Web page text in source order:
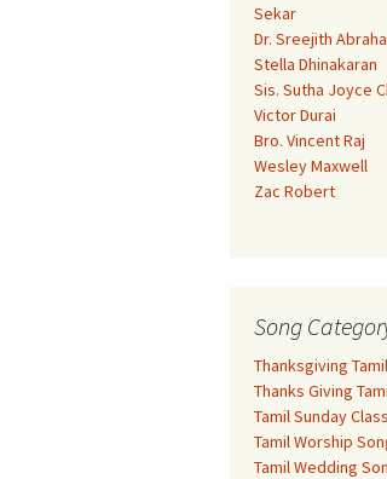
Sekar
Dr. Sreejith
Stella Dhinakaran
Sis. Sutha Joyce
Victor Durai
Bro. Vincent Raj
Wesley Maxwell
Zac Robert
Song
Thanksgiving
Thanks Giving
Tamil Sunday
Tamil Worship
Tamil Wedding